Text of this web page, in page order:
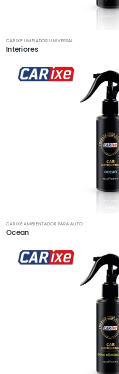
CARIXE LIMPIADOR UNIVERSAL
Interiores
CARIXE AMBIENTADOR PARA AUTO
Ocean